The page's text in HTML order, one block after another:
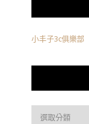
小丰子3c俱樂部